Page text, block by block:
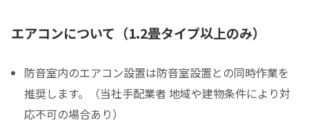
エアコンについて（1.2畳タイプ以上のみ）
防音室内のエアコン設置は防音室設置との同時作業を
推奨します。（当社手配業者 地域や建物条件により対
応不可の場合あり）